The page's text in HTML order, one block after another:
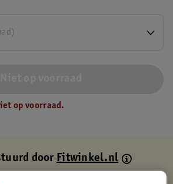
op voorraad.
doorFitwinkel.nl